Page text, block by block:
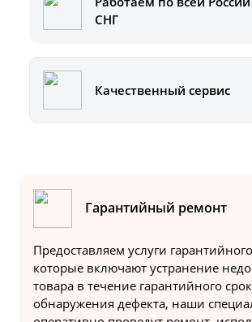
СНГ
Качественный сервис
Гарантийный ремонт
Предоставляем услуги
которые включают устранение
товара в течение гарантийного
обнаружения дефекта, наши